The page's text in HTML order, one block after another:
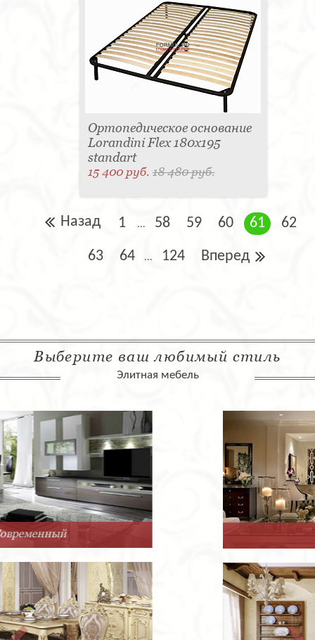
Ортопедическое основание
Lorandini Flex 180x195
standart
15 400 руб.18 480 руб.
Назад 1 ... 58 59 60 61 62
63 64 ... 124 Вперед
Выберите ваш любимый стиль
Элитная мебель